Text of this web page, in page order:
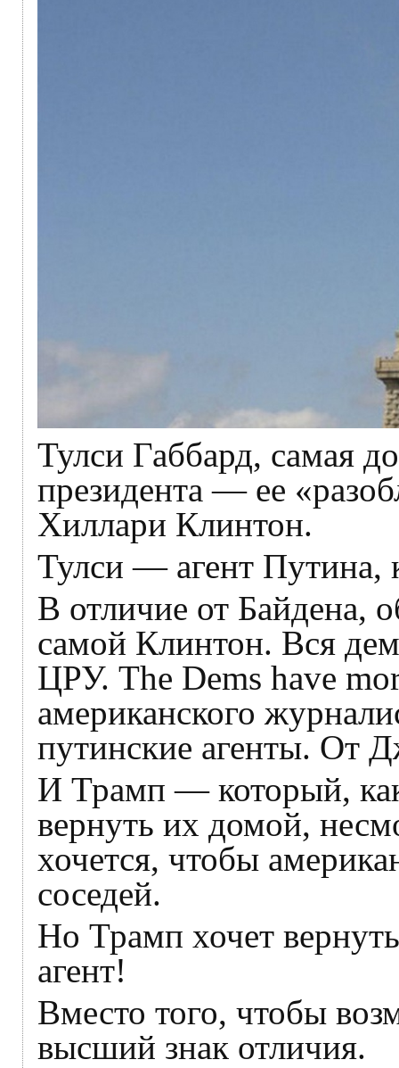
Тулси Габбард, самая
президента — ее
Хиллари Клинтон.
Тулси — агент Путина,
В отличие от Байдена,
самой Клинтон. Вся
ЦРУ. The Dems have
американского
путинские агенты. От
И Трамп — который,
вернуть их домой,
хочется, чтобы
соседей.
Но Трамп хочет
агент!
Вместо того, чтобы
высший знак отличия.